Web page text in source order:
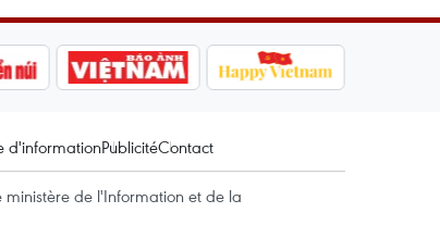
d'informationPublicitéContact
ministère de l'Information et de la